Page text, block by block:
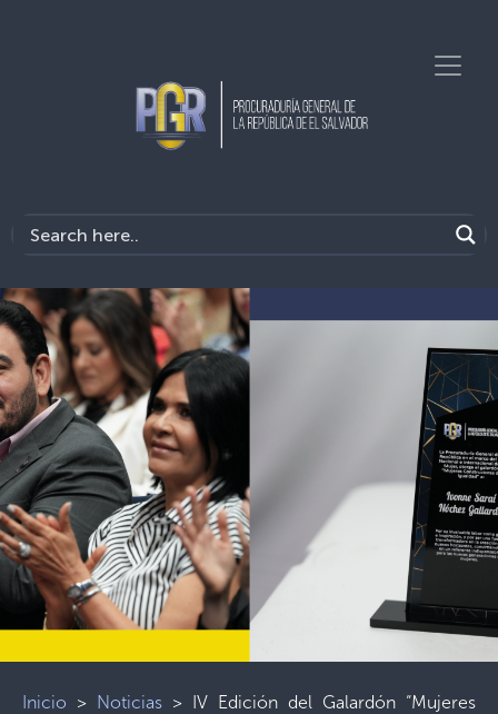
Inicio > Noticias > ​IV Edición del Galardón “Mujeres